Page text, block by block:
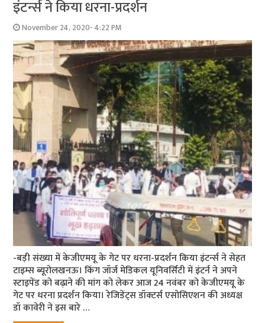
इंटर्न्स ने किया धरना-प्रदर्शन
November 24, 2020- 4:22 PM
-बड़ी संख्या में केजीएमयू के गेट पर धरना-प्रदर्शन किया इंटर्न्स ने सेहत
टाइम्स ब्यूरोलखनऊ। किंग जॉर्ज मेडिकल यूनिवर्सिटी में इंटर्न ने अपने
स्टाइपेंड को बढ़ाने की मांग को लेकर आज 24 नवंबर को केजीएमयू के
गेट पर धरना प्रदर्शन किया। रेजिडेंट्स डॉक्टर्स एसोसिएशन की अध्यक्ष
डॉ कावेरी ने इस बारे …